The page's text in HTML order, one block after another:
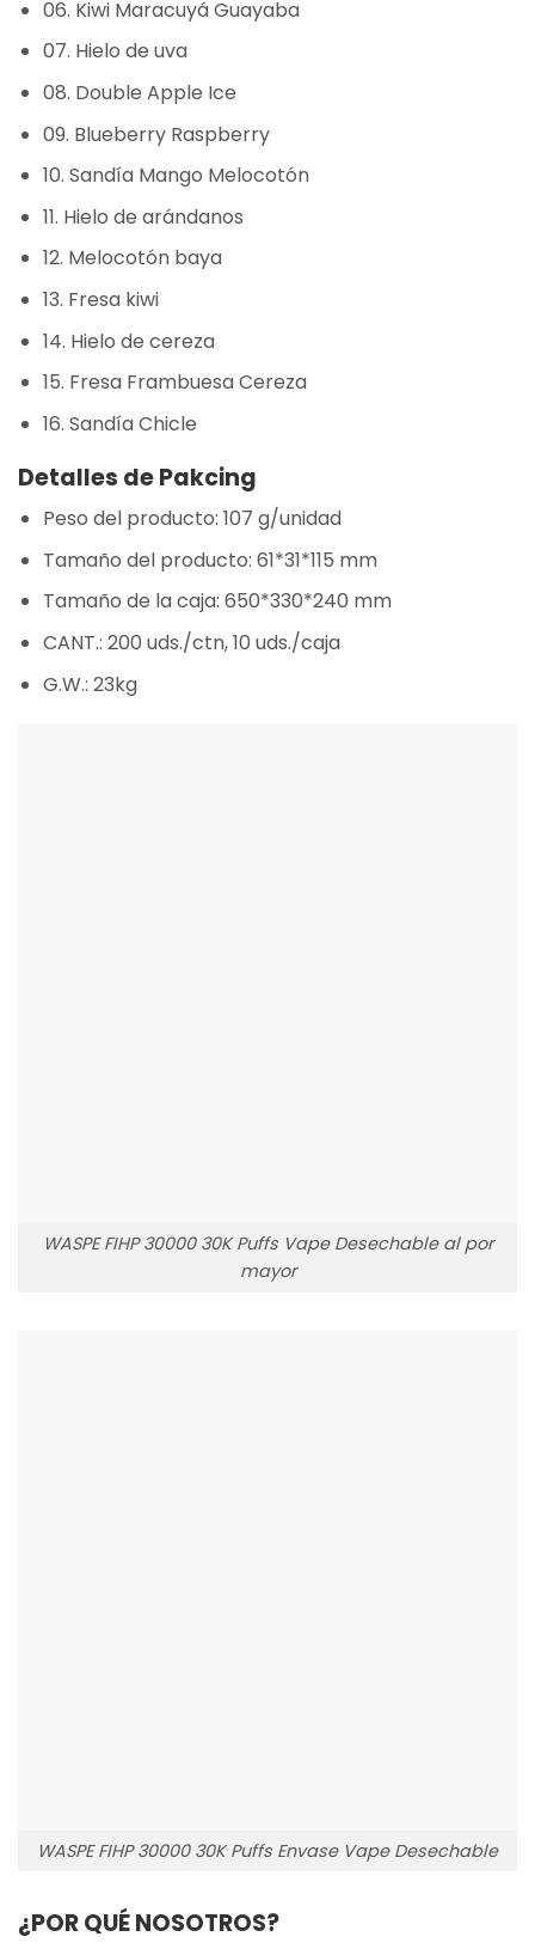
06. Kiwi Maracuyá Guayaba
07. Hielo de uva
08. Double Apple Ice
09. Blueberry Raspberry
10. Sandía Mango Melocotón
11. Hielo de arándanos
12. Melocotón baya
13. Fresa kiwi
14. Hielo de cereza
15. Fresa Frambuesa Cereza
16. Sandía Chicle
Detalles de Pakcing
Peso del producto: 107 g/unidad
Tamaño del producto: 61*31*115 mm
Tamaño de la caja: 650*330*240 mm
CANT.: 200 uds./ctn, 10 uds./caja
G.W.: 23kg
WASPE FIHP 30000 30K Puffs Vape Desechable al por
mayor
WASPE FIHP 30000 30K Puffs Envase Vape Desechable
¿POR QUÉ NOSOTROS?